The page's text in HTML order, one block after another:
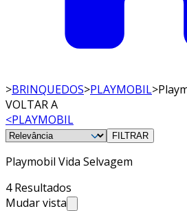
>BRINQUEDOS>PLAYMOBIL>
VOLTAR A
<PLAYMOBIL
FILTRAR
Playmobil Vida Selvagem
4 Resultados
Mudar vista